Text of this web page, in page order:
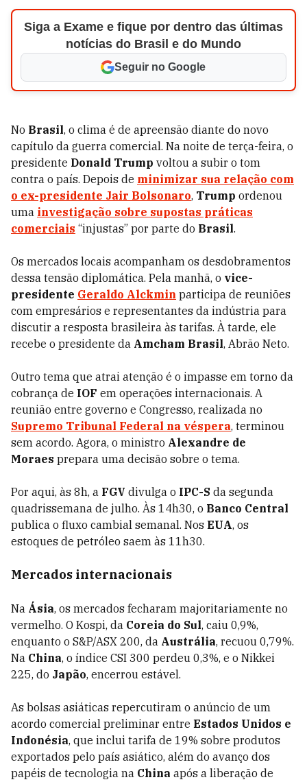
Siga a Exame e fique por dentro das últimas
notícias do Brasil e do Mundo
Seguir no Google
No Brasil, o clima é de apreensão diante do novo
capítulo da guerra comercial. Na noite de terça-feira, o
presidente Donald Trump voltou a subir o tom
contra o país. Depois de minimizar sua relação com
o ex-presidente Jair Bolsonaro, Trump ordenou
uma investigação sobre supostas práticas
comerciais “injustas” por parte do Brasil.
Os mercados locais acompanham os desdobramentos
dessa tensão diplomática. Pela manhã, o vice-
presidente Geraldo Alckmin participa de reuniões
com empresários e representantes da indústria para
discutir a resposta brasileira às tarifas. À tarde, ele
recebe o presidente da Amcham Brasil, Abrão Neto.
Outro tema que atrai atenção é o impasse em torno da
cobrança de IOF em operações internacionais. A
reunião entre governo e Congresso, realizada no
Supremo Tribunal Federal na véspera, terminou
sem acordo. Agora, o ministro Alexandre de
Moraes prepara uma decisão sobre o tema.
Por aqui, às 8h, a FGV divulga o IPC-S da segunda
quadrissemana de julho. Às 14h30, o Banco Central
publica o fluxo cambial semanal. Nos EUA, os
estoques de petróleo saem às 11h30.
Mercados internacionais
Na Ásia, os mercados fecharam majoritariamente no
vermelho. O Kospi, da Coreia do Sul, caiu 0,9%,
enquanto o S&P/ASX 200, da Austrália, recuou 0,79%.
Na China, o índice CSI 300 perdeu 0,3%, e o Nikkei
225, do Japão, encerrou estável.
As bolsas asiáticas repercutiram o anúncio de um
acordo comercial preliminar entre Estados Unidos e
Indonésia, que inclui tarifa de 19% sobre produtos
exportados pelo país asiático, além do avanço dos
papéis de tecnologia na China após a liberação de